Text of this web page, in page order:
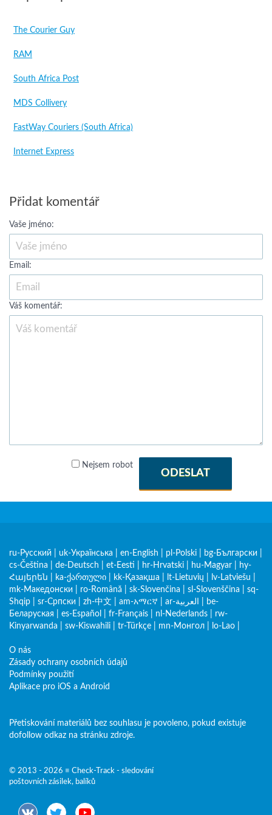
The Courier Guy
RAM
South Africa Post
MDS Collivery
FastWay Couriers (South Africa)
Internet Express
Přidat komentář
Vaše jméno:
Email:
Váš komentář:
Nejsem robot
ODESLAT
ru-Русский uk-Українська en-English pl-Polski bg-Български
cs-Čeština
de-Deutsch et-Eesti hr-Hrvatski hu-Magyar
hy-
Հայերեն
ka-ქართული kk-Қазақша lt-Lietuvių lv-Latviešu
mk-Македонски
ro-Română sk-Slovenčina sl-Slovenščina
sq-
Shqip
sr-Српски zh-中文 am-አማርኛ ar-العربية
be-
Беларуская
es-Español fr-Français nl-Nederlands
rw-
Kinyarwanda
sw-Kiswahili tr-Türkçe mn-Монгол lo-Lao
O nás
Zásady ochrany osobních údajů
Podmínky použití
Aplikace pro iOS a Android
Přetiskování materiálů bez souhlasu je povoleno, pokud existuje
dofollow odkaz na stránku zdroje.
© 2013 - 2026 ≡ Check-Track - sledování
poštovních zásilek, balíků